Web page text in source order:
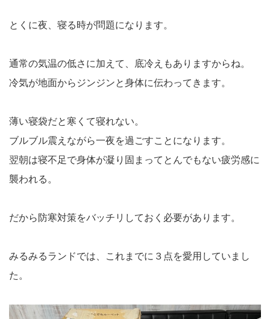
とくに夜、寝る時が問題になります。
通常の気温の低さに加えて、底冷えもありますからね。
冷気が地面からジンジンと身体に伝わってきます。
薄い寝袋だと寒くて寝れない。
ブルブル震えながら一夜を過ごすことになります。
翌朝は寝不足で身体が凝り固まってとんでもない疲労感に
襲われる。
だから防寒対策をバッチリしておく必要があります。
みるみるランドでは、これまでに３点を愛用していまし
た。